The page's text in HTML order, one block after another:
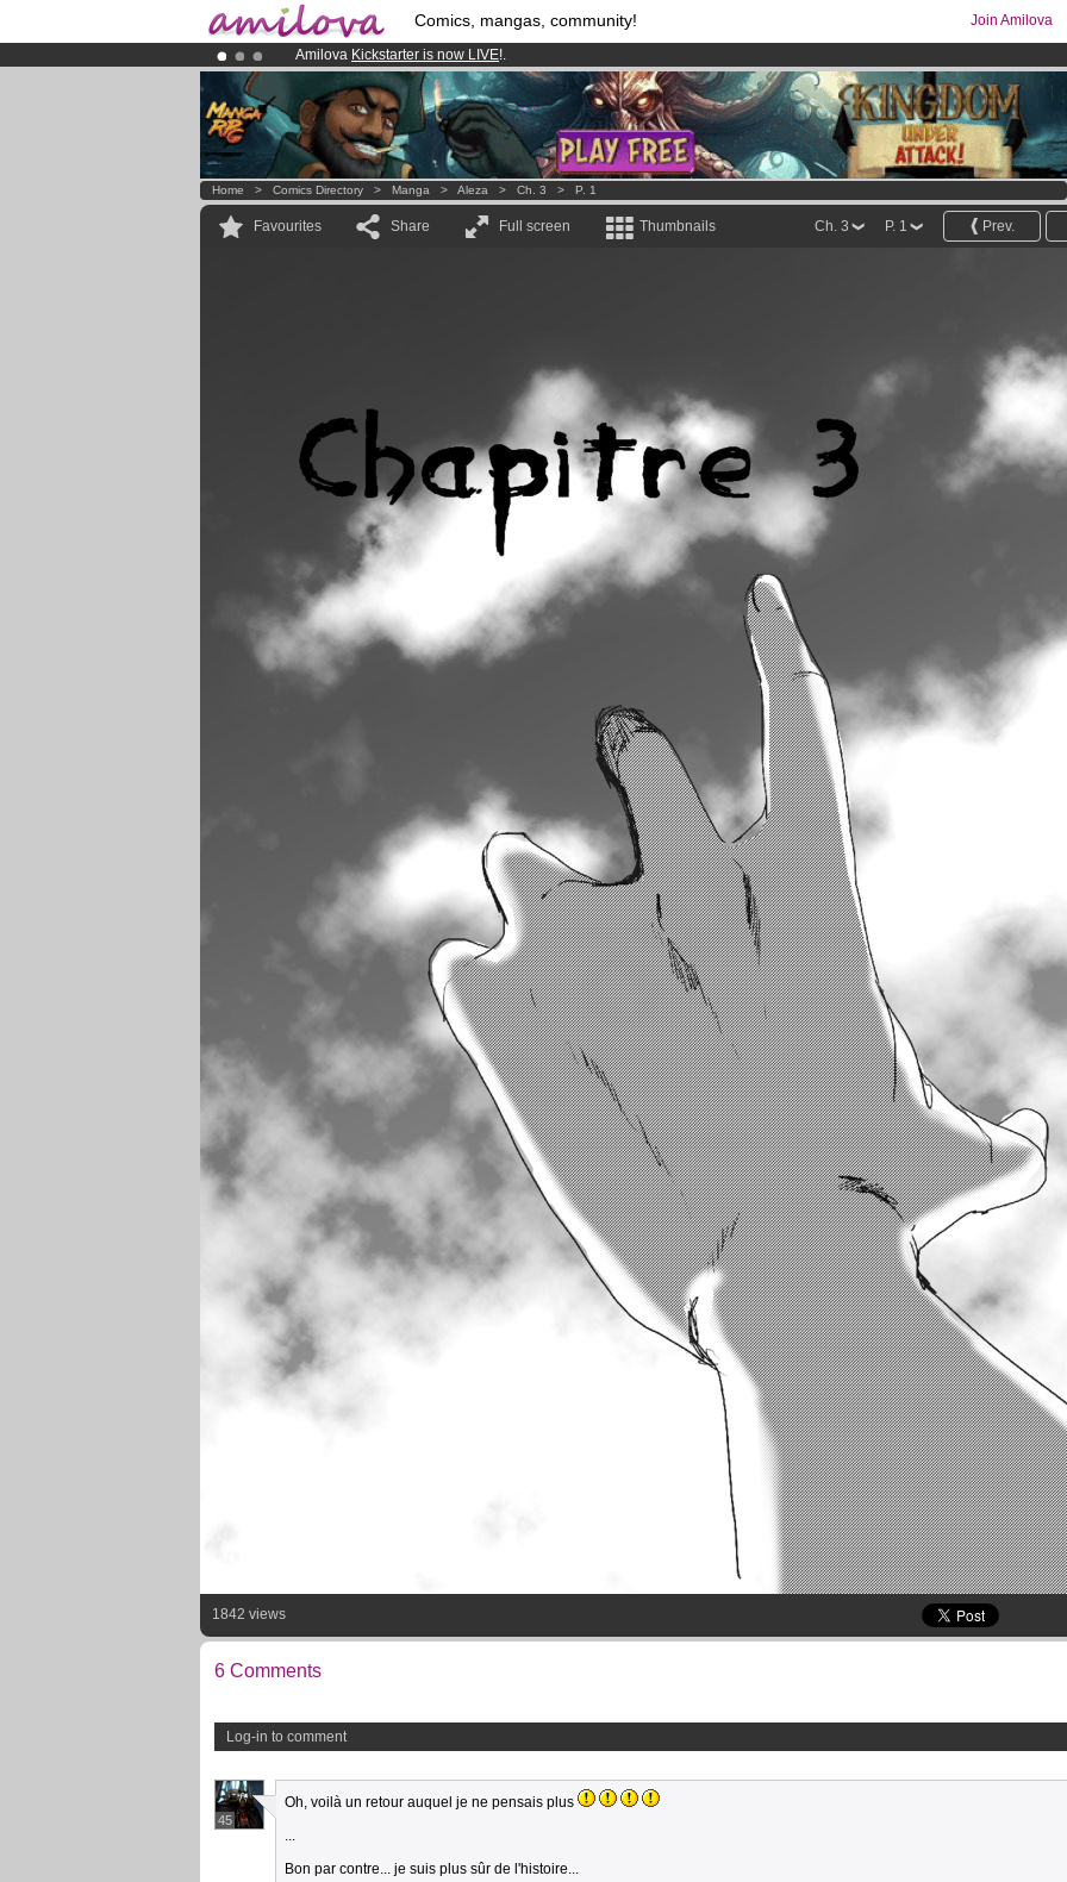
Comics, mangas, community! Join Amilova
Amilova Kickstarter is now LIVE!.
Already 100000membersand 1000comics & mangas!.
Premium membership from3.95 euros per month !Get membership now
Home > Comics Directory > Manga > Aleza > Ch. 3 > P. 1
Favourites Share Full screen Thumbnails Prev.
P. 1
Ch. 3
1842 views
6 Comments
Log-in to comment
45
Oh, voilà un retour auquel je ne pensais plus
...
Bon par contre... je suis plus sûr de l'histoire...